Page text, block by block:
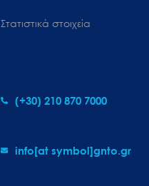
Στατιστικά στοιχεία
(+30) 210 870 7000
info[at symbol]gnto.gr